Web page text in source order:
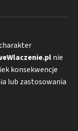
nie
konsekwencje
lub zastosowania